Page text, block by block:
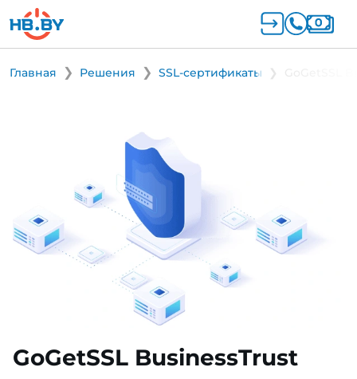
Главная Решения SSL-сертификаты
GoGetSSL BusinessTrust